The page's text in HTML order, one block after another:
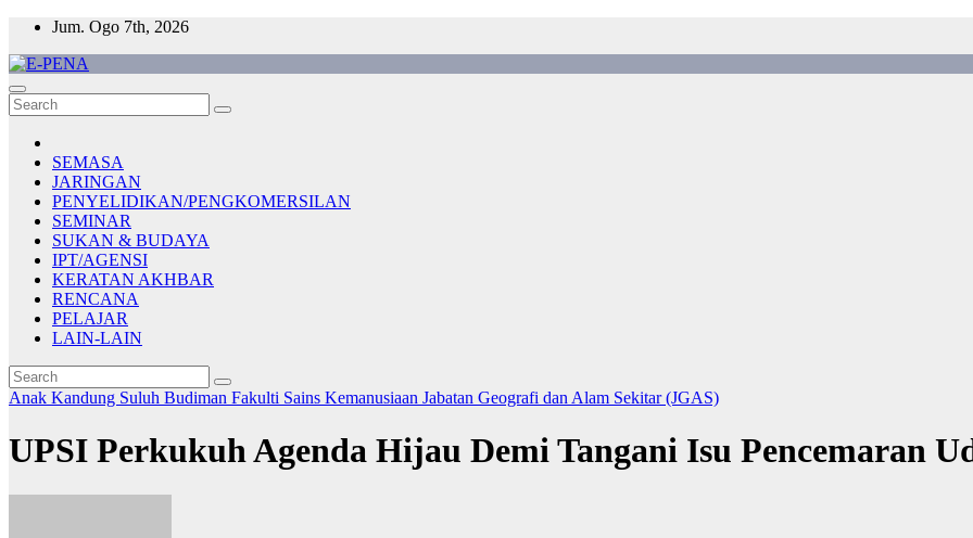
Skip
content
Jum. Ogo 7th, 2026
E-PENA
Berita Digital Terkini
SEMASA
JARINGAN
PENYELIDIKAN/PENGKOMERSILAN
SEMINAR
SUKAN & BUDAYA
IPT/AGENSI
KERATAN AKHBAR
RENCANA
PELAJAR
LAIN-LAIN
Anak Kandung Suluh Budiman Fakulti Sains Kemanusiaan Jabatan Geografi dan Alam Sekitar (JGAS)
UPSI Perkukuh Agenda Hijau Demi Tangani Isu Pencemaran